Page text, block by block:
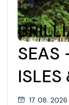
SEAS
ISLES
17. 08. 2026